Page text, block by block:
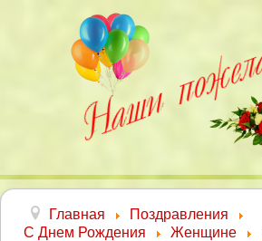
Главная
Поздравления
С Днем Рождения
Женщине